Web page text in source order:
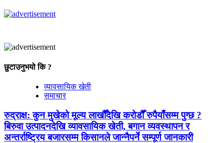
छुटाउनुभयो कि ?
व्यावसायिक खेती
समाचार
रुद्राक्ष: कुन मुखेको मूल्य लाखौँदेखि करोडौँ रुपैयाँसम्म पुग्छ ?
बिरुवा उत्पादनदेखि व्यावसायिक खेती, बगान व्यवस्थापन र
अन्तर्राष्ट्रिय बजारसम्म किसानले जान्नैपर्ने सम्पूर्ण जानकारी